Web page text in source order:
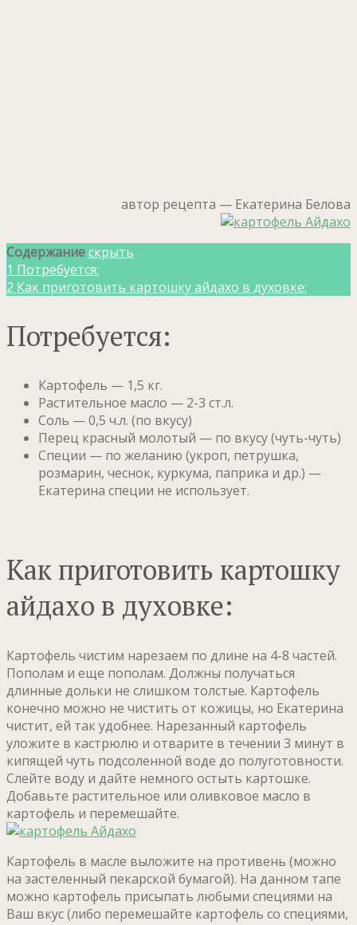
автор рецепта — Екатерина Белова
Содержаниескрыть
1 Потребуется:
2 Как приготовить картошку айдахо в духовке:
Потребуется:
Картофель — 1,5 кг.
Растительное масло — 2-3 ст.л.
Соль — 0,5 ч.л. (по вкусу)
Перец красный молотый — по вкусу (чуть-чуть)
Специи — по желанию (укроп, петрушка,
розмарин, чеснок, куркума, паприка и др.) —
Екатерина специи не использует.
Как приготовить картошку
айдахо в духовке:
Картофель чистим нарезаем по длине на 4-8 частей.
Пополам и еще пополам. Должны получаться
длинные дольки не слишком толстые. Картофель
конечно можно не чистить от кожицы, но Екатерина
чистит, ей так удобнее. Нарезанный картофель
уложите в кастрюлю и отварите в течении 3 минут в
кипящей чуть подсоленной воде до полуготовности.
Слейте воду и дайте немного остыть картошке.
Добавьте растительное или оливковое масло в
картофель и перемешайте.
Картофель в масле выложите на противень (можно
на застеленный пекарской бумагой). На данном тапе
можно картофель присыпать любыми специями на
Ваш вкус (либо перемешайте картофель со специями,